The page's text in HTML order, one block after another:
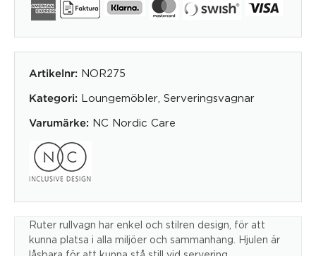
Artikelnr: NOR275
Kategori: Loungemöbler Serveringsvagnar
Varumärke: NC Nordic Care
Ruter rullvagn har enkel och stilren design, för att
kunna platsa i alla miljöer och sammanhang. Hjulen är